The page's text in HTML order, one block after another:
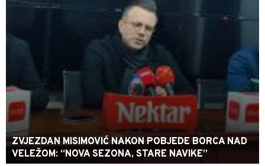
ZVJEZDAN MISIMOVIĆ NAKON POBJEDE BORCA NAD
VELEŽOM: “NOVA SEZONA, STARE NAVIKE”